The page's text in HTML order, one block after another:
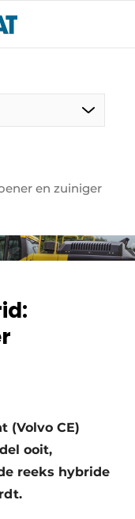
en zuiniger
(Volvo CE)
ooit,
reeks hybride